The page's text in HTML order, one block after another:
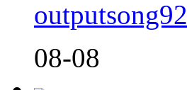
outputsong92
08-08